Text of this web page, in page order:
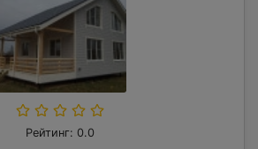
Рейтинг: 0.0